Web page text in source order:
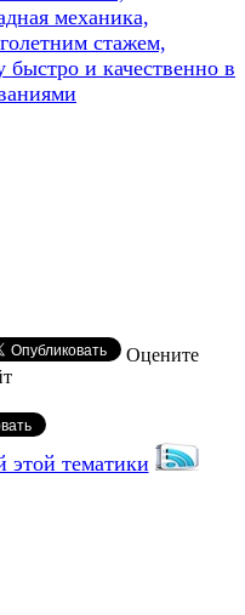
механика,
стажем,
и качественно в
Оцените
этой тематики